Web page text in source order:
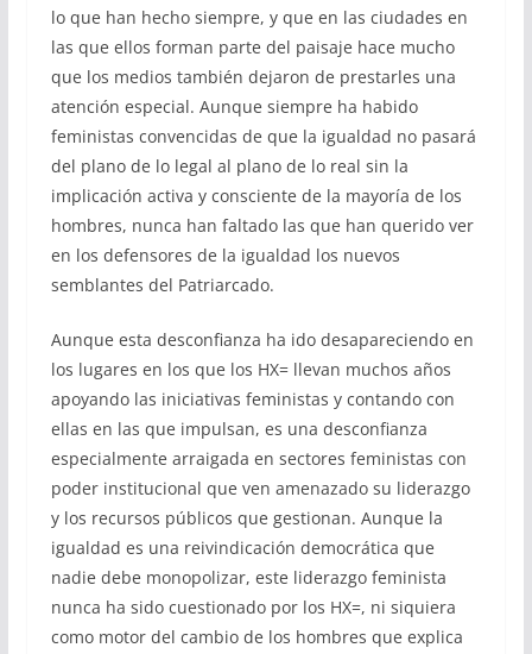
lo que han hecho siempre, y que en las ciudades en
las que ellos forman parte del paisaje hace mucho
que los medios también dejaron de prestarles una
atención especial. Aunque siempre ha habido
feministas convencidas de que la igualdad no pasará
del plano de lo legal al plano de lo real sin la
implicación activa y consciente de la mayoría de los
hombres, nunca han faltado las que han querido ver
en los defensores de la igualdad los nuevos
semblantes del Patriarcado.
Aunque esta desconfianza ha ido desapareciendo en
los lugares en los que los HX= llevan muchos años
apoyando las iniciativas feministas y contando con
ellas en las que impulsan, es una desconfianza
especialmente arraigada en sectores feministas con
poder institucional que ven amenazado su liderazgo
y los recursos públicos que gestionan. Aunque la
igualdad es una reivindicación democrática que
nadie debe monopolizar, este liderazgo feminista
nunca ha sido cuestionado por los HX=, ni siquiera
como motor del cambio de los hombres que explica